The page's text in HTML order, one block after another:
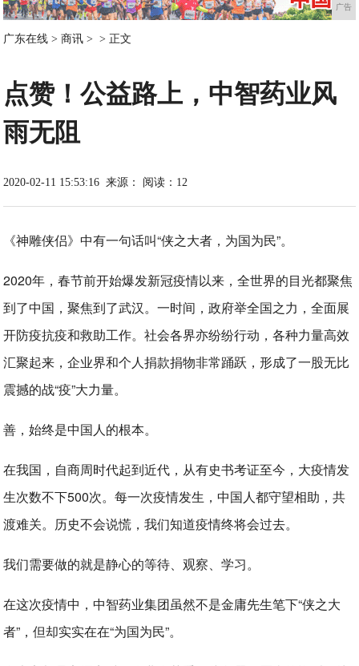
广告
广东在线 >商讯 > > 正文
点赞！公益路上，中智药业风
雨无阻
2020-02-11 15:53:16 来源： 阅读：12
《神雕侠侣》中有一句话叫“侠之大者，为国为民”。
2020年，春节前开始爆发新冠疫情以来，全世界的目光都聚焦
到了中国，聚焦到了武汉。一时间，政府举全国之力，全面展
开防疫抗疫和救助工作。社会各界亦纷纷行动，各种力量高效
汇聚起来，企业界和个人捐款捐物非常踊跃，形成了一股无比
震撼的战“疫”大力量。
善，始终是中国人的根本。
在我国，自商周时代起到近代，从有史书考证至今，大疫情发
生次数不下500次。每一次疫情发生，中国人都守望相助，共
渡难关。历史不会说慌，我们知道疫情终将会过去。
我们需要做的就是静心的等待、观察、学习。
在这次疫情中，中智药业集团虽然不是金庸先生笔下“侠之大
者”，但却实实在在“为国为民”。